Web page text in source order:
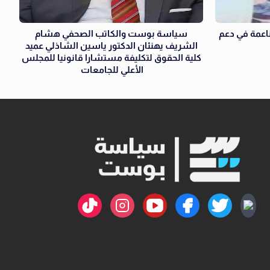
في دعم
سياسة بوست والكاتب الصحفي هشام
الشريف يهنئان الدكتور ياسين الشاذلي عميد
كلية الحقوق لتكليفة مستشارا قانونيا للمجلس
الأعلي للجامعات